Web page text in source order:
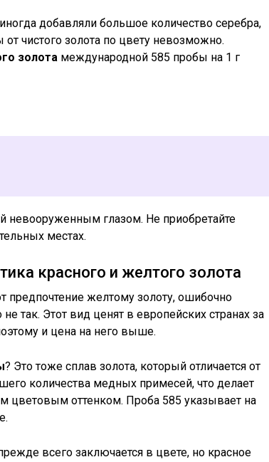
добавляли большое количество серебра,
чистого золота по цвету невозможно.
золота международной 585 пробы на 1 г
невооруженным глазом. Не приобретайте
местах.
красного и желтого золота
желтому золоту, ошибочно
так. Этот вид ценят в европейских странах за
и цена на него выше.
? Это тоже сплав золота, который отличается от
количества медных примесей, что делает
цветовым оттенком. Проба 585 указывает на
всего заключается в цвете, но красное